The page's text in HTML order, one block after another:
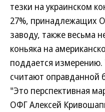
тезки на украинском
27%, принадлежащих
заводу, также весьма
коньяка на
поддается измерению.
считают оправданной
"Это перспективная
ОФГ Алексей